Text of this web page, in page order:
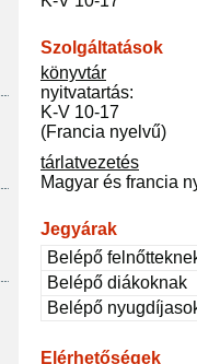
Szolgáltatások
könyvtár
nyitvatartás:
K-V 10-17
(Francia nyelvű)
tárlatvezetés
Magyar és francia
Jegyárak
Belépő
Belépő diákoknak
Belépő
Elérhetőségek